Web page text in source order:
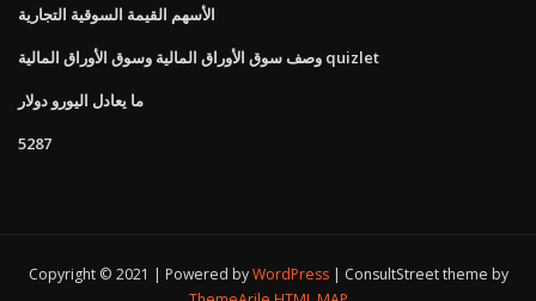
الأسهم القيمة السوقية التجارية
وصف سوق الأوراق المالية وسوق الأوراق المالية quizlet
ما يعادل اليورو دولار
5287
Copyright © 2021 | Powered byWordPress
ConsultStreet theme by